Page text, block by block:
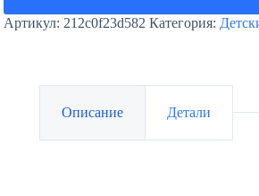
Артикул: 212c0f23d582 Категория:
Описание Детали